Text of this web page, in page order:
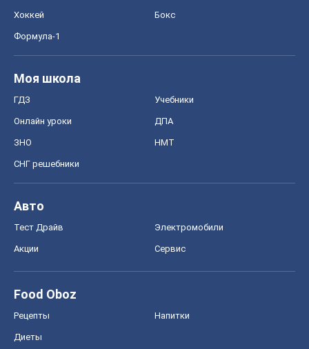
Хоккей Бокс
Формула-1
Моя школа
ГДЗ Учебники
Онлайн уроки ДПА
ЗНО НМТ
СНГ решебники
Авто
Тест Драйв Электромобили
Акции Сервис
Food Oboz
Рецепты Напитки
Диеты